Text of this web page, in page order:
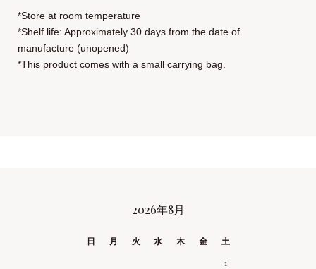
*Store at room temperature
*Shelf life: Approximately 30 days from the date of
manufacture (unopened)
*This product comes with a small carrying bag.
2026年8月
日 月 火 水 木 金
土
1